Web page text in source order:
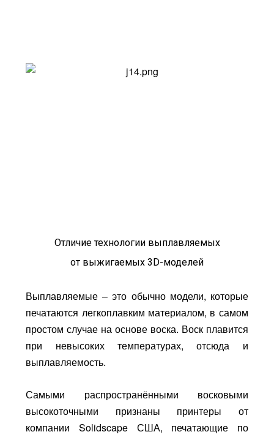
Отличие технологии выплавляемых
от выжигаемых 3D-моделей
Выплавляемые – это обычно модели, которые
печатаются легкоплавким материалом, в самом
простом случае на основе воска. Воск плавится
при невысоких температурах, отсюда и
выплавляемость.
Самыми распространёнными восковыми
высокоточными признаны принтеры от
компании Solidscape США, печатающие по